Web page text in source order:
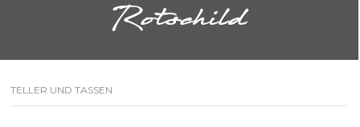
Rotschild
TELLER UND TASSEN